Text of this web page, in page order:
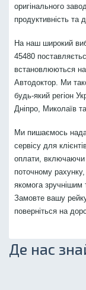
оригінального
продуктивність та
На наш широкий
45480
встановлюються на
Автодоктор. Ми
будь-який регіон
Дніпро, Миколаїв та
Ми пишаємось
сервісу для
оплати, включаючи
поточному
якомога зручнішим
Замовте вашу
поверніться на
Де нас